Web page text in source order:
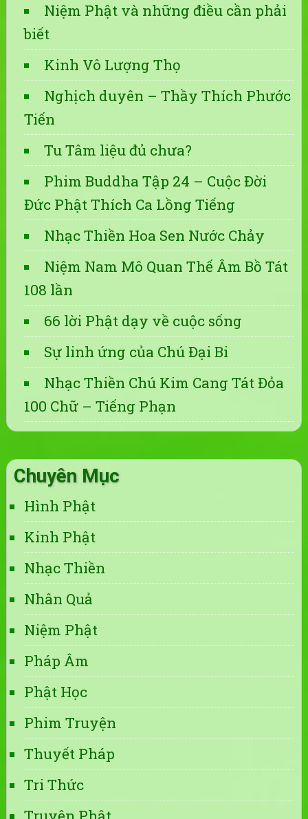
Niệm Phật và những điều cần phải
biết
Kinh Vô Lượng Thọ
Nghịch duyên – Thầy Thích Phước
Tiến
Tu Tâm liệu đủ chưa?
Phim Buddha Tập 24 – Cuộc Đời
Đức Phật Thích Ca Lồng Tiếng
Nhạc Thiền Hoa Sen Nước Chảy
Niệm Nam Mô Quan Thế Âm Bồ Tát
108 lần
66 lời Phật dạy về cuộc sống
Sự linh ứng của Chú Đại Bi
Nhạc Thiền Chú Kim Cang Tát Đỏa
100 Chữ – Tiếng Phạn
Chuyên Mục
Hình Phật
Kinh Phật
Nhạc Thiền
Nhân Quả
Niệm Phật
Pháp Âm
Phật Học
Phim Truyện
Thuyết Pháp
Tri Thức